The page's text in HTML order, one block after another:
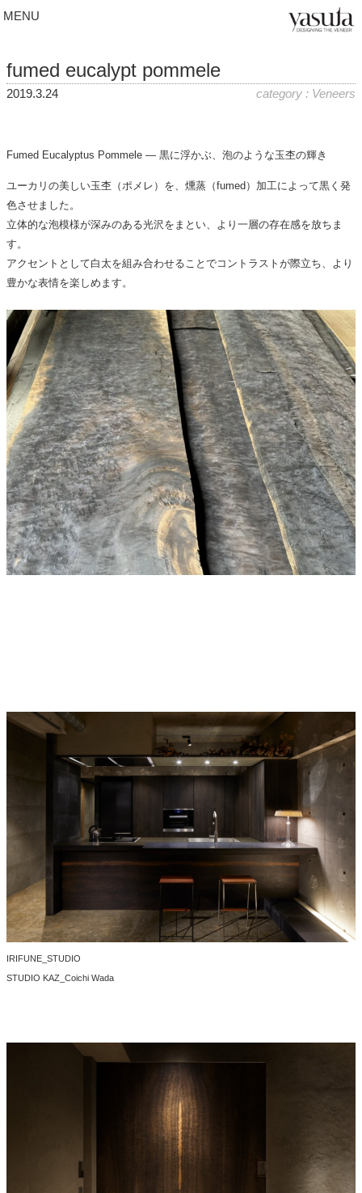
MENU
fumed eucalypt pommele
2019.3.24 category : Veneers
Fumed Eucalyptus Pommele — 黒に浮かぶ、泡のような玉杢の輝き
ユーカリの美しい玉杢（ポメレ）を、燻蒸（fumed）加工によって黒く発
色させました。
立体的な泡模様が深みのある光沢をまとい、より一層の存在感を放ちま
す。
アクセントとして白太を組み合わせることでコントラストが際立ち、より
豊かな表情を楽しめます。
IRIFUNE_STUDIO
STUDIO KAZ_Coichi Wada